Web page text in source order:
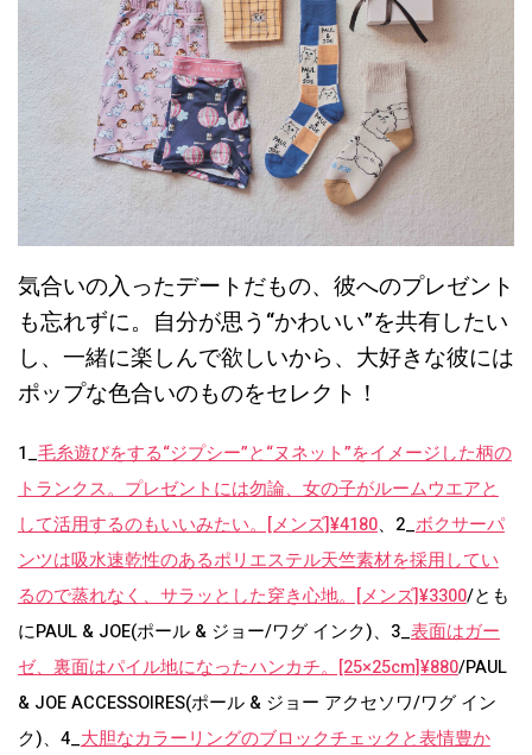
気合いの入ったデートだもの、彼へのプレゼント
も忘れずに。自分が思う“かわいい”を共有したい
し、一緒に楽しんで欲しいから、大好きな彼には
ポップな色合いのものをセレクト！
1_毛糸遊びをする“ジプシー”と“ヌネット”をイメージした柄の
トランクス。プレゼントには勿論、女の子がルームウエアと
して活用するのもいいみたい。[メンズ]¥4180、2_ボクサーパ
ンツは吸水速乾性のあるポリエステル天竺素材を採用してい
るので蒸れなく、サラッとした穿き心地。[メンズ]¥3300/とも
にPAUL & JOE(ポール & ジョー/ワグ インク)、3_表面はガー
ゼ、裏面はパイル地になったハンカチ。[25×25cm]¥880/PAUL
& JOE ACCESSOIRES(ポール & ジョー アクセソワ/ワグ イン
ク)、4_大胆なカラーリングのブロックチェックと表情豊か